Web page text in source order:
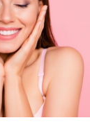
PORADNA